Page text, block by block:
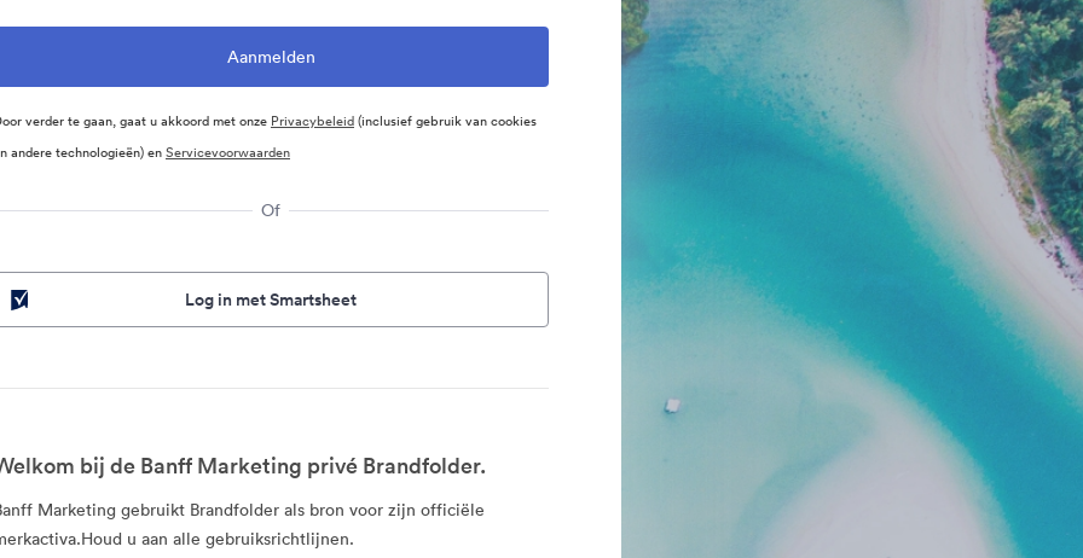
verder te gaan, gaat u akkoord met onze Privacybeleid(inclusief gebruik van cookies
andere technologieën) enServicevoorwaarden
Of
Log in met Smartsheet
bij de Banff Marketing privé Brandfolder.
Marketing gebruikt Brandfolder als bron voor zijn officiële
u aan alle gebruiksrichtlijnen.